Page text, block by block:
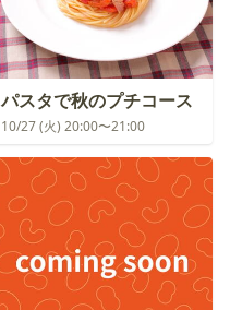
パスタで秋のプチコース
10/27 (火) 20:00〜21:00